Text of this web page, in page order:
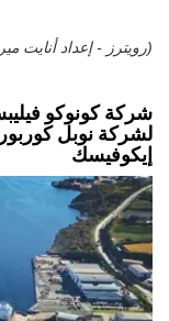
(رويترز - إعداد أنايت
شركة كونوكو
لشركة نوبل
إيكوفيسك